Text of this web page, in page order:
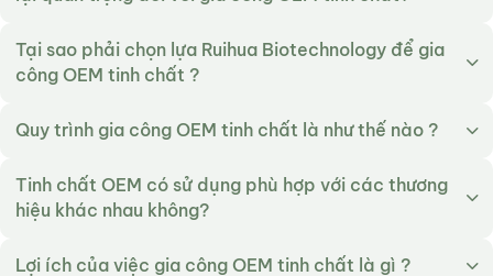
Tại sao phải chọn lựa Ruihua Biotechnology để gia
công OEM tinh chất ?
Quy trình gia công OEM tinh chất là như thế nào ?
Tinh chất OEM có sử dụng phù hợp với các thương
hiệu khác nhau không?
Lợi ích của việc gia công OEM tinh chất là gì ?